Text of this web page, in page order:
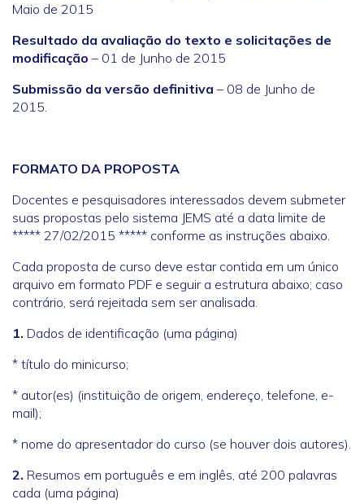
Maio de 2015
Resultado da avaliação do texto e solicitações de
modificação – 01 de Junho de 2015
Submissão da versão definitiva – 08 de Junho de
2015.
FORMATO DA PROPOSTA
Docentes e pesquisadores interessados devem submeter
suas propostas pelo sistema JEMS até a data limite de
***** 27/02/2015 ***** conforme as instruções abaixo.
Cada proposta de curso deve estar contida em um único
arquivo em formato PDF e seguir a estrutura abaixo; caso
contrário, será rejeitada sem ser analisada.
1. Dados de identificação (uma página)
* título do minicurso;
* autor(es) (instituição de origem, endereço, telefone, e-
mail);
* nome do apresentador do curso (se houver dois autores).
2. Resumos em português e em inglês, até 200 palavras
cada (uma página)